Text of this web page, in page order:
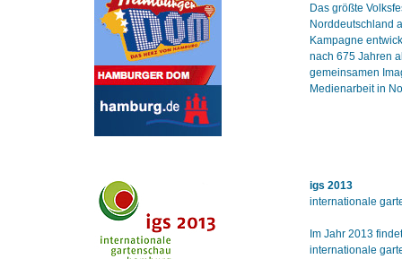
Das größte
Norddeutschland
Kampagne
nach 675 Jahren
gemeinsamen
Medienarbeit in
igs 2013
internationale
Im Jahr 2013
internationale